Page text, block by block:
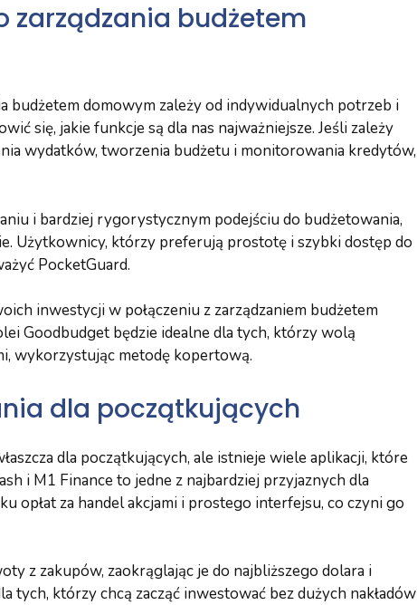
zarządzania budżetem
budżetem domowym zależy od indywidualnych potrzeb i
się, jakie funkcje są dla nas najważniejsze. Jeśli zależy
wydatków, tworzenia budżetu i monitorowania kredytów,
i bardziej rygorystycznym podejściu do budżetowania,
Użytkownicy, którzy preferują prostotę i szybki dostęp do
PocketGuard.
inwestycji w połączeniu z zarządzaniem budżetem
Goodbudget będzie idealne dla tych, którzy wolą
wykorzystując metodę kopertową.
dla początkujących
dla początkujących, ale istnieje wiele aplikacji, które
i M1 Finance to jedne z najbardziej przyjaznych dla
opłat za handel akcjami i prostego interfejsu, co czyni go
z zakupów, zaokrąglając je do najbliższego dolara i
tych, którzy chcą zacząć inwestować bez dużych nakładów